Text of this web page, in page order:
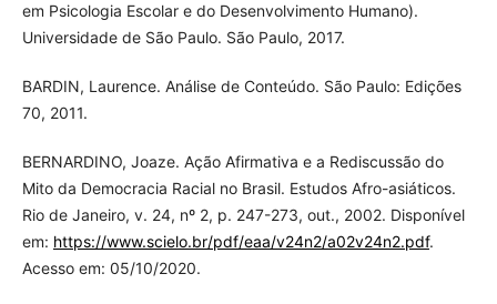
em Psicologia Escolar e do Desenvolvimento Humano).
Universidade de São Paulo. São Paulo, 2017.
BARDIN, Laurence. Análise de Conteúdo. São Paulo: Edições
70, 2011.
BERNARDINO, Joaze. Ação Afirmativa e a Rediscussão do
Mito da Democracia Racial no Brasil. Estudos Afro-asiáticos.
Rio de Janeiro, v. 24, nº 2, p. 247-273, out., 2002. Disponível
em: https://www.scielo.br/pdf/eaa/v24n2/a02v24n2.pdf.
Acesso em: 05/10/2020.